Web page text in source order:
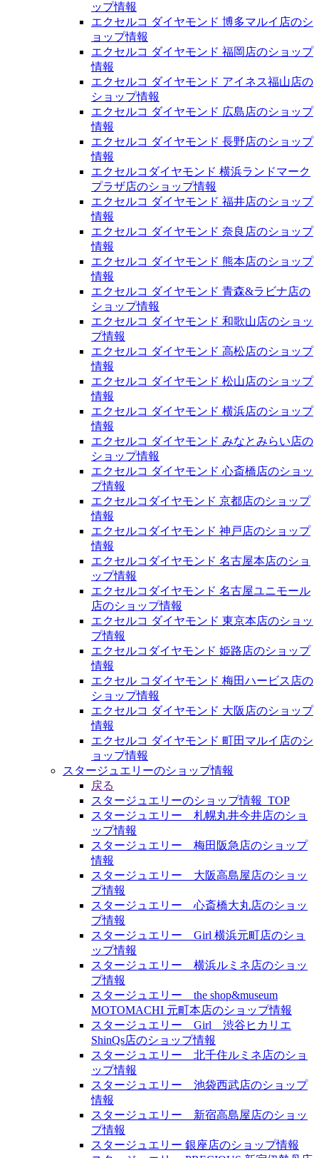
ップ情報
エクセルコ ダイヤモンド 博多マルイ店のシ
ョップ情報
エクセルコ ダイヤモンド 福岡店のショップ
情報
エクセルコ ダイヤモンド アイネス福山店の
ショップ情報
エクセルコ ダイヤモンド 広島店のショップ
情報
エクセルコ ダイヤモンド 長野店のショップ
情報
エクセルコダイヤモンド 横浜ランドマーク
プラザ店のショップ情報
エクセルコ ダイヤモンド 福井店のショップ
情報
エクセルコ ダイヤモンド 奈良店のショップ
情報
エクセルコ ダイヤモンド 熊本店のショップ
情報
エクセルコ ダイヤモンド 青森&ラビナ店の
ショップ情報
エクセルコ ダイヤモンド 和歌山店のショッ
プ情報
エクセルコ ダイヤモンド 高松店のショップ
情報
エクセルコ ダイヤモンド 松山店のショップ
情報
エクセルコ ダイヤモンド 横浜店のショップ
情報
エクセルコ ダイヤモンド みなとみらい店の
ショップ情報
エクセルコ ダイヤモンド 心斎橋店のショッ
プ情報
エクセルコダイヤモンド 京都店のショップ
情報
エクセルコダイヤモンド 神戸店のショップ
情報
エクセルコダイヤモンド 名古屋本店のショ
ップ情報
エクセルコダイヤモンド 名古屋ユニモール
店のショップ情報
エクセルコ ダイヤモンド 東京本店のショッ
プ情報
エクセルコダイヤモンド 姫路店のショップ
情報
エクセル コダイヤモンド 梅田ハービス店の
ショップ情報
エクセルコ ダイヤモンド 大阪店のショップ
情報
エクセルコ ダイヤモンド 町田マルイ店のシ
ョップ情報
スタージュエリーのショップ情報
戻る
スタージュエリーのショップ情報_TOP
スタージュエリー 札幌丸井今井店のショ
ップ情報
スタージュエリー 梅田阪急店のショップ
情報
スタージュエリー 大阪高島屋店のショッ
プ情報
スタージュエリー 心斎橋大丸店のショッ
プ情報
スタージュエリー Girl 横浜元町店のショ
ップ情報
スタージュエリー 横浜ルミネ店のショッ
プ情報
スタージュエリー the shop&museum
MOTOMACHI 元町本店のショップ情報
スタージュエリー Girl 渋谷ヒカリエ
ShinQs店のショップ情報
スタージュエリー 北千住ルミネ店のショ
ップ情報
スタージュエリー 池袋西武店のショップ
情報
スタージュエリー 新宿高島屋店のショッ
プ情報
スタージュエリー 銀座店のショップ情報